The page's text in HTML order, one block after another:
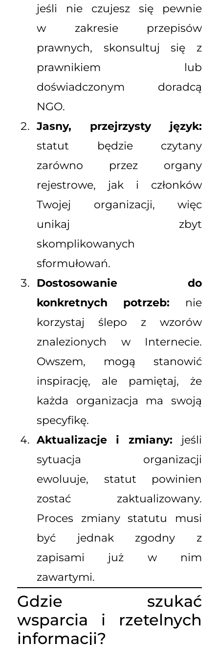
jeśli nie czujesz się pewnie
w zakresie przepisów
prawnych, skonsultuj się z
prawnikiem lub
doświadczonym doradcą
NGO.
Jasny, przejrzysty język:
statut będzie czytany
zarówno przez organy
rejestrowe, jak i członków
Twojej organizacji, więc
unikaj zbyt
skomplikowanych
sformułowań.
Dostosowanie do
konkretnych potrzeb: nie
korzystaj ślepo z wzorów
znalezionych w Internecie.
Owszem, mogą stanowić
inspirację, ale pamiętaj, że
każda organizacja ma swoją
specyfikę.
Aktualizacje i zmiany: jeśli
sytuacja organizacji
ewoluuje, statut powinien
zostać zaktualizowany.
Proces zmiany statutu musi
być jednak zgodny z
zapisami już w nim
zawartymi.
Gdzie szukać
wsparcia i rzetelnych
informacji?